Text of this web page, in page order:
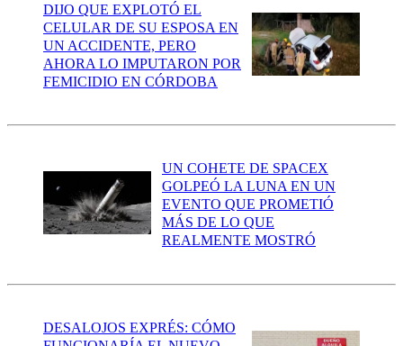
DIJO QUE EXPLOTÓ EL
CELULAR DE SU ESPOSA EN
UN ACCIDENTE, PERO
AHORA LO IMPUTARON POR
FEMICIDIO EN CÓRDOBA
UN COHETE DE SPACEX
GOLPEÓ LA LUNA EN UN
EVENTO QUE PROMETIÓ
MÁS DE LO QUE
REALMENTE MOSTRÓ
DESALOJOS EXPRÉS: CÓMO